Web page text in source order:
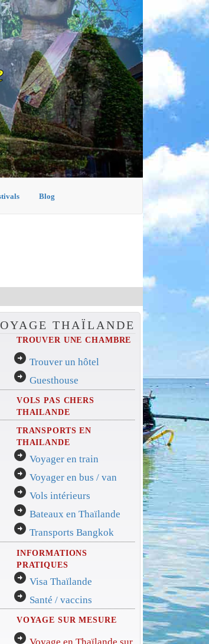
Blog
THAÏLANDE
TROUVER UNE CHAMBRE
arrow_circle_right Trouver un hôtel
arrow_circle_right Guesthouse
VOLS PAS CHERS
THAILANDE
TRANSPORTS EN
THAILANDE
arrow_circle_right Voyager en train
arrow_circle_right Voyager en bus / van
arrow_circle_right Vols intérieurs
arrow_circle_right Bateaux en Thaïlande
arrow_circle_right Transports Bangkok
INFORMATIONS
PRATIQUES
arrow_circle_right Visa Thaïlande
arrow_circle_right Santé / vaccins
VOYAGE SUR MESURE
arrow_circle_right Voyage en Thaïlande sur